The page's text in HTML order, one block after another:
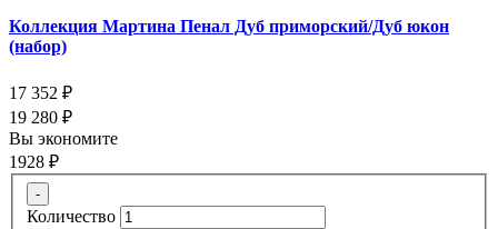
Коллекция Мартина Пенал Дуб приморский/Дуб юкон
(набор)
17 352 ₽
19 280 ₽
Вы экономите
1928 ₽
-
Количество